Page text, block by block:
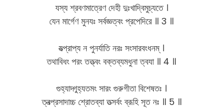
যস্য শ্রবণমাত্রেণ দেহী দুঃখাদ্বিমুচ্যতে ।
যেন মার্গেণ মুনযঃ সর্বজ্ঞত্বং প্রপেদিরে ॥ 3 ॥
যত্প্রাপ্য ন পুনর্যাতি নরঃ সংসারবংধনম্ ।
তথাবিধং পরং তত্ত্বং বক্তব্যমধুনা ত্বযা ॥ 4 ॥
গুহ্যাদ্গুহ্যতমং সারং গুরুগীতা বিশেষতঃ ।
ত্বত্প্রসাদাচ্চ শ্রোতব্যা তত্সর্বং ব্রূহি সূত নঃ ॥ 5 ॥